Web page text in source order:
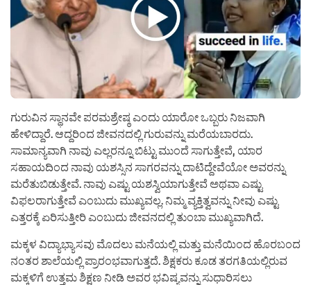
ಗುರುವಿನ ಸ್ಥಾನವೇ ಪರಮಶ್ರೇಷ್ಠ ಎಂದು ಯಾರೋ ಒಬ್ಬರು ನಿಜವಾಗಿ
ಹೇಳಿದ್ದಾರೆ. ಆದ್ದರಿಂದ ಜೀವನದಲ್ಲಿ ಗುರುವನ್ನು ಮರೆಯಬಾರದು.
ಸಾಮಾನ್ಯವಾಗಿ ನಾವು ಎಲ್ಲರನ್ನೂ ಬಿಟ್ಟು ಮುಂದೆ ಸಾಗುತ್ತೇವೆ, ಯಾರ
ಸಹಾಯದಿಂದ ನಾವು ಯಶಸ್ಸಿನ ಸಾಗರವನ್ನು ದಾಟಿದ್ದೇವೆಯೋ ಅವರನ್ನು
ಮರೆತುಬಿಡುತ್ತೇವೆ. ನಾವು ಎಷ್ಟು ಯಶಸ್ವಿಯಾಗುತ್ತೇವೆ ಅಥವಾ ಎಷ್ಟು
ವಿಫಲರಾಗುತ್ತೇವೆ ಎಂಬುದು ಮುಖ್ಯವಲ್ಲ. ನಿಮ್ಮ ವ್ಯಕ್ತಿತ್ವವನ್ನು ನೀವು ಎಷ್ಟು
ಎತ್ತರಕ್ಕೆ ಏರಿಸುತ್ತೀರಿ ಎಂಬುದು ಜೀವನದಲ್ಲಿ ತುಂಬಾ ಮುಖ್ಯವಾಗಿದೆ.
ಮಕ್ಕಳ ವಿದ್ಯಾಭ್ಯಾಸವು ಮೊದಲು ಮನೆಯಲ್ಲಿ ಮತ್ತು ಮನೆಯಿಂದ ಹೊರಬಂದ
ನಂತರ ಶಾಲೆಯಲ್ಲಿ ಪ್ರಾರಂಭವಾಗುತ್ತದೆ. ಶಿಕ್ಷಕರು ಕೂಡ ತರಗತಿಯಲ್ಲಿರುವ
ಮಕ್ಕಳಿಗೆ ಉತ್ತಮ ಶಿಕ್ಷಣ ನೀಡಿ ಅವರ ಭವಿಷ್ಯವನ್ನು ಸುಧಾರಿಸಲು